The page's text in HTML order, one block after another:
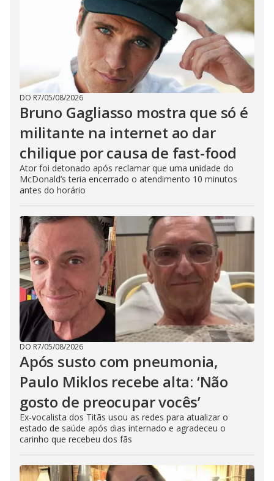
DO R7/05/08/2026
Bruno Gagliasso mostra que só é
militante na internet ao dar
chilique por causa de fast-food
Ator foi detonado após reclamar que uma unidade do
McDonald’s teria encerrado o atendimento 10 minutos
antes do horário
DO R7/05/08/2026
Após susto com pneumonia,
Paulo Miklos recebe alta: ‘Não
gosto de preocupar vocês’
Ex-vocalista dos Titãs usou as redes para atualizar o
estado de saúde após dias internado e agradeceu o
carinho que recebeu dos fãs